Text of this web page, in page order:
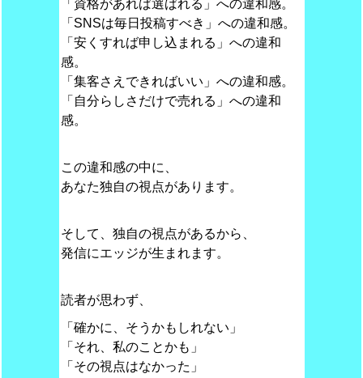
「資格があれば選ばれる」への違和感。
「SNSは毎日投稿すべき」への違和感。
「安くすれば申し込まれる」への違和
感。
「集客さえできればいい」への違和感。
「自分らしさだけで売れる」への違和
感。
この違和感の中に、
あなた独自の視点があります。
そして、独自の視点があるから、
発信にエッジが生まれます。
読者が思わず、
「確かに、そうかもしれない」
「それ、私のことかも」
「その視点はなかった」